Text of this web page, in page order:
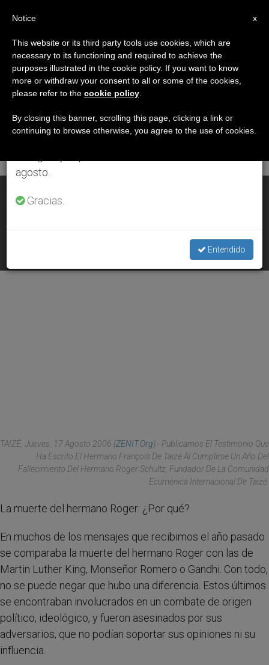
DÍA
Agosto 17th, 2006
ÚLTIMAS NOTICIAS
AUG 17, 2006 00:00
TAIZÉ, Jueves, 17 Agosto 2006 (ZENIT.org).- Publicamos El Testimonio Que
Ha Escrito El Hermano François De Taizé Al Cumplirse Un Año Del
Fallecimiento Del Hermano Roger Schultz, Fundador De La Comunidad
Ecuménica Internacional De Taizé.
La muerte del hermano Roger: ¿Por qué?
En muchos de los mensajes que recibimos el año pasado
se comparaba la muerte del hermano Roger con las de
Martin Luther King, Monseñor Romero o Gandhi. Con todo,
no se puede negar que hubo una diferencia. Estos últimos
se encontraban involucrados en un combate de origen
político, ideológico, y fueron asesinados por sus
adversarios, que no podían soportar sus opiniones ni su
influencia.
×
Aviso importante
Del 27 de julio al 7 de agosto haremos la pausa
anual, aprovechando que en el periodo de verano
se generan menos informaciones y también el
agosto.
Gracias.
Entendido
x
Notice
This website or its third party tools use cookies, which are
necessary to its functioning and required to achieve the
purposes illustrated in the cookie policy. If you want to know
more or withdraw your consent to all or some of the cookies,
please refer to the cookie policy
By closing this banner, scrolling this page, clicking a link or
continuing to browse otherwise, you agree to the use of cookies.